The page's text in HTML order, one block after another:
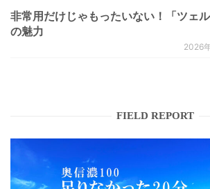
非常用だけじゃもったいない！「ツェル
の魅力
2026
FIELD REPORT